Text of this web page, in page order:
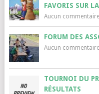
FAVORIS SUR
Aucun commentaire
FORUM DES
Aucun commentaire
TOURNOI DU
RÉSULTATS